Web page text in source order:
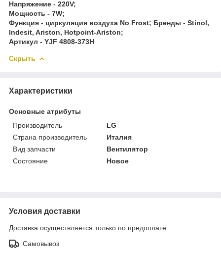
Напряжение - 220V;
Мощность - 7W;
Функция - циркуляция воздуха No Frost; Бренды - Stinol,
Indesit, Ariston, Hotpoint-Ariston;
Артикул - YJF 4808-373H
Скрыть
Характеристики
Основные атрибуты
Производитель
LG
Страна производитель
Италия
Вид запчасти
Вентилятор
Состояние
Новое
Условия доставки
Доставка осуществляется только по предоплате.
Самовывоз